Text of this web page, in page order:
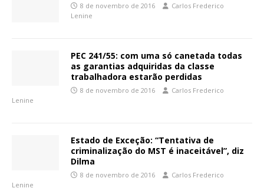
8 de novembro de 2016
Carlos Frederico
Lenine
PEC 241/55: com uma só canetada todas
as garantias adquiridas da classe
trabalhadora estarão perdidas
8 de novembro de 2016
Carlos Frederico
Lenine
Estado de Exceção: “Tentativa de
criminalização do MST é inaceitável”, diz
Dilma
8 de novembro de 2016
Carlos Frederico
Lenine